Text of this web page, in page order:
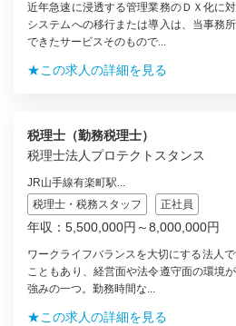
近年急速に浸透する管理業務のＤＸ化に
システムへの移行または導入は、当事務
できたサービスそのもので...
★この求人の詳細を見る
税理士（勤務税理士）
税理士法人プロテクトスタンス
JR山手線有楽町駅...
税理士・税務スタッフ
正社員
年収：5,500,000円～8,000,000円
ワークライフバランスを大切にする法人
こともあり、経営面や法令遵守面の環境
強みの一つ。勤務時間な...
★この求人の詳細を見る